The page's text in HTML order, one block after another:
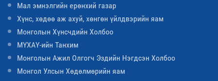
Мал эмнэлгийн ерөнхий газар
Хүнс, хөдөө аж ахуй, хөнгөн үйлдвэрийн яам
Монголын Хүнсчдийн Холбоо
МҮХАҮ-ийн Танхим
Монголын Ажил Олгогч Эздийн Нэгдсэн Холбоо
Монгол Улсын Хөдөлмөрийн яам